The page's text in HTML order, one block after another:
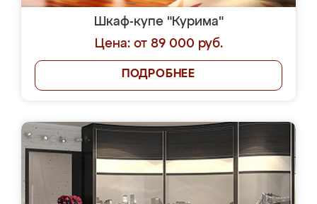
Шкаф-купе "Курима"
Цена: от 89 000 руб.
ПОДРОБНЕЕ